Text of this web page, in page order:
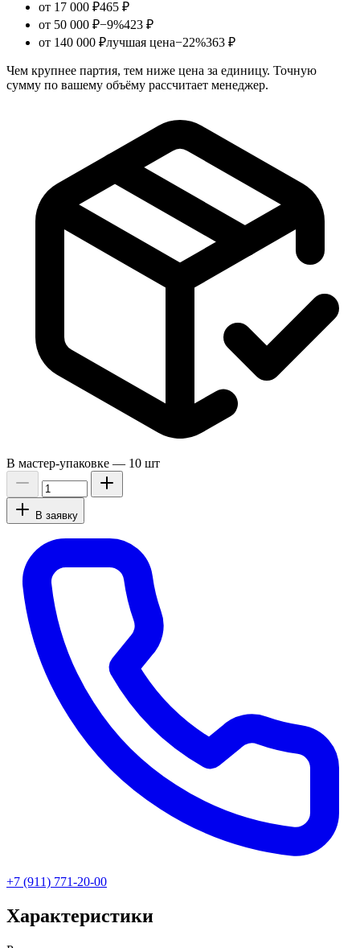
от 17 000 ₽465 ₽
от 50 000 ₽−9%423 ₽
от 140 000 ₽лучшая цена−22%363 ₽
Чем крупнее партия, тем ниже цена за единицу. Точную
сумму по вашему объёму рассчитает менеджер.
В мастер-упаковке — 10 шт
В заявку
+7 (911) 771-20-00
Характеристики